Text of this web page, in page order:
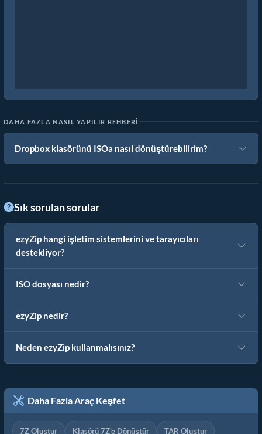
DAHA FAZLA NASIL YAPILIR REHBERI
Dropbox klasörünü ISOa nasıl dönüştürebilirim?
Sık sorulan sorular
ezyZip hangi işletim sistemlerini ve tarayıcıları
destekliyor?
ISO dosyası nedir?
ezyZip nedir?
Neden ezyZip kullanmalısınız?
Daha Fazla Araç Keşfet
7Z Oluştur Klasörü 7Z'e Dönüştür TAR Oluştur